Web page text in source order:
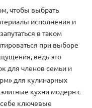
чтобы выбрать
исполнения и
в таком
при выборе
ведь это
для членов семьи и
для кулинарных
кухни модерн с
ключевые